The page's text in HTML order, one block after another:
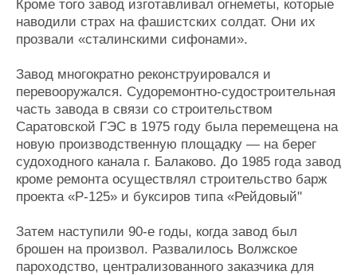
Кроме того завод изготавливал огнеметы, которые
наводили страх на фашистских солдат. Они их
прозвали «сталинскими сифонами».
Завод многократно реконструировался и
перевооружался. Судоремонтно-судостроительная
часть завода в связи со строительством
Саратовской ГЭС в 1975 году была перемещена на
новую производственную площадку — на берег
судоходного канала г. Балаково. До 1985 года завод
кроме ремонта осуществлял строительство барж
проекта «Р-125» и буксиров типа «Рейдовый"
Затем наступили 90-е годы, когда завод был
брошен на произвол. Развалилось Волжское
пароходство, централизованного заказчика для